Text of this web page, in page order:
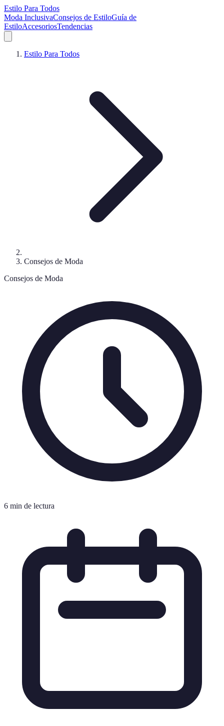
Estilo Para Todos
Moda InclusivaConsejos de EstiloGuía de
EstiloAccesoriosTendencias
Estilo Para Todos
Consejos de Moda
Consejos de Moda
6 min de lectura